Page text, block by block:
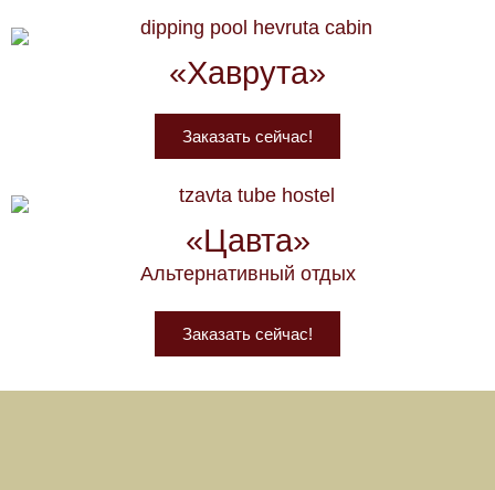
«Хаврута»
Заказать сейчас!
«Цавта»
Альтернативный отдых
Заказать сейчас!